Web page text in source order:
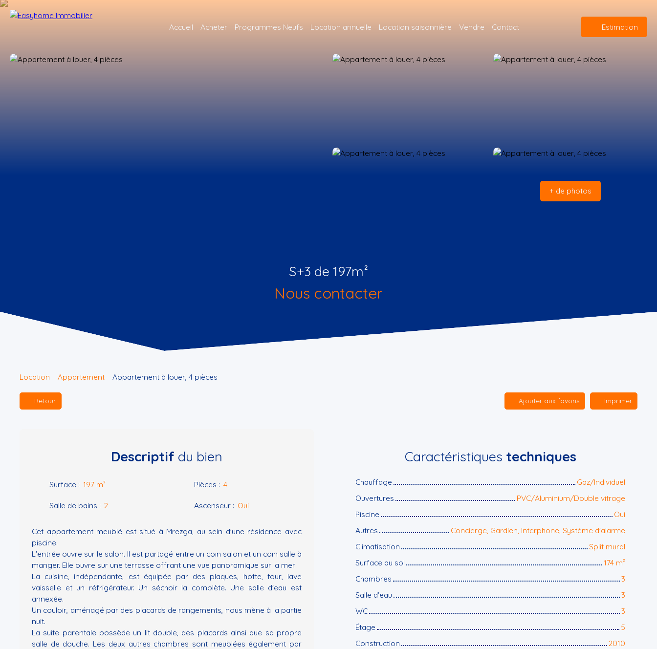
Accueil Acheter Programmes Neufs Location annuelle Location saisonnière Vendre Contact Estimation
+ de photos
S+3 de 197m²
Nous contacter
Location Appartement Appartement à louer, 4 pièces
Retour Ajouter aux favoris Imprimer
Descriptif du bien
Surface : 197 m² Pièces : 4
Salle de bains : 2 Ascenseur : Oui
Cet appartement meublé est situé à Mrezga, au sein d'une résidence avec
piscine.
L'entrée ouvre sur le salon. Il est partagé entre un coin salon et un coin salle à
manger. Elle ouvre sur une terrasse offrant une vue panoramique sur la mer.
La cuisine, indépendante, est équipée par des plaques, hotte, four, lave
vaisselle et un réfrigérateur. Un séchoir la complète. Une salle d'eau est
annexée.
Un couloir, aménagé par des placards de rangements, nous mène à la partie
nuit.
La suite parentale possède un lit double, des placards ainsi que sa propre
salle de douche. Les deux autres chambres sont meublées également par
Caractéristiques techniques
Chauffage
Gaz/Individuel
Ouvertures
PVC/Aluminium/Double vitrage
Piscine
Oui
Autres
Concierge, Gardien, Interphone, Système d'alarme
Climatisation
Split mural
Surface au sol
174 m²
Chambres
3
Salle d'eau
3
WC
3
Étage
5
Construction
2010